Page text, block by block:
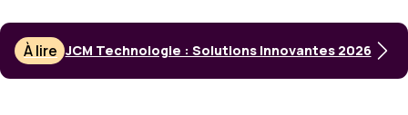
À lire JCM Technologie : Solutions Innovantes 2026